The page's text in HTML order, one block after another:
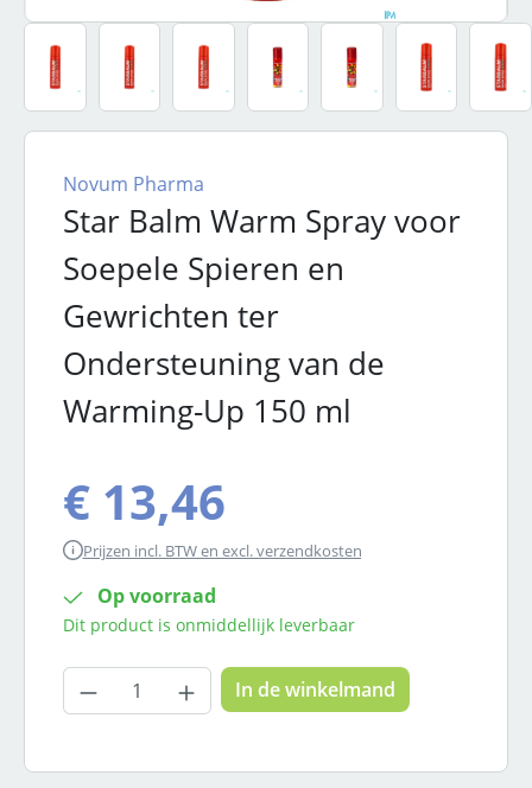
Star Balm Warm Spray voor
Soepele Spieren en
Gewrichten ter
Ondersteuning van de
Warming-Up 150 ml
Novum Pharma
€ 13,46
Prijzen incl. BTW en excl. verzendkosten
Op voorraad
Dit product is onmiddellijk leverbaar
Producthoeveelheid: Voer de
In de winkelmand